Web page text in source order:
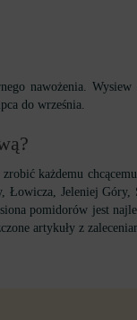
nawożenia.
do września.
każdemu
Jeleniej Góry,
pomidorów jest
artykuły z